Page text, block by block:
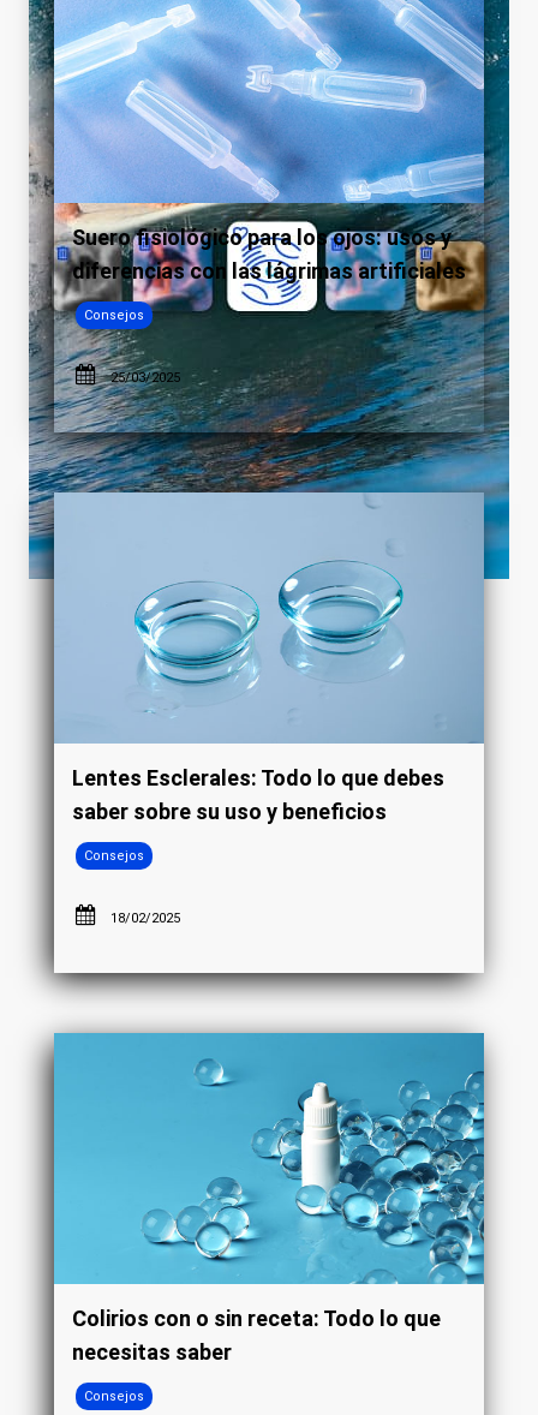
Suero fisiológico para los ojos: usos y
diferencias con las lágrimas artificiales
Consejos
25/03/2025
Lentes Esclerales: Todo lo que debes
saber sobre su uso y beneficios
Consejos
18/02/2025
Colirios con o sin receta: Todo lo que
necesitas saber
Consejos